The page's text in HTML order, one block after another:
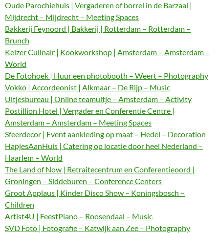
Oude Parochiehuis | Vergaderen of borrel in de Barzaal |
Mijdrecht – Mijdrecht – Meeting Spaces
Bakkerij Feynoord | Bakkerij | Rotterdam – Rotterdam –
Brunch
Keizer Culinair | Kookworkshop | Amsterdam – Amsterdam –
World
De Fotohoek | Huur een photobooth – Weert – Photography
Vokko | Accordeonist | Alkmaar – De Rijp – Music
Uitjesbureau | Online teamuitje – Amsterdam – Activity
Postillion Hotel | Vergader en Conferentie Centre |
Amsterdam – Amsterdam – Meeting Spaces
Sfeerdecor | Event aankleding op maat – Hedel – Decoration
HapjesAanHuis | Catering op locatie door heel Nederland –
Haarlem – World
The Land of Now | Retraitecentrum en Conferentieoord |
Groningen – Siddeburen – Conference Centers
Groot Applaus | Kinder Disco Show – Koningsbosch –
Children
Artist4U | FeestPiano – Roosendaal – Music
SVD Foto | Fotografie – Katwijk aan Zee – Photography